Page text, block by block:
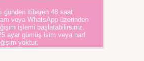
günden itibaren 48 saat
veya WhatsApp üzerinden
işlemi başlatabilirsiniz.
ayar gümüş isim veya harf
yoktur.